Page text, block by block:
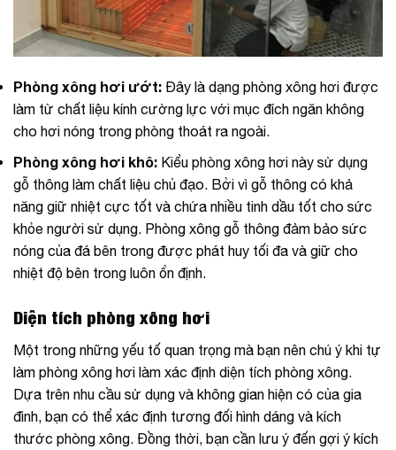
Phòng xông hơi ướt: Đây là dạng phòng xông hơi được
làm từ chất liệu kính cường lực với mục đích ngăn không
cho hơi nóng trong phòng thoát ra ngoài.
Phòng xông hơi khô: Kiểu phòng xông hơi này sử dụng
gỗ thông làm chất liệu chủ đạo. Bởi vì gỗ thông có khả
năng giữ nhiệt cực tốt và chứa nhiều tinh dầu tốt cho sức
khỏe người sử dụng. Phòng xông gỗ thông đảm bảo sức
nóng của đá bên trong được phát huy tối đa và giữ cho
nhiệt độ bên trong luôn ổn định.
Diện tích phòng xông hơi
Một trong những yếu tố quan trọng mà bạn nên chú ý khi tự
làm phòng xông hơi làm xác định diện tích phòng xông.
Dựa trên nhu cầu sử dụng và không gian hiện có của gia
đình, bạn có thể xác định tương đối hình dáng và kích
thước phòng xông. Đồng thời, bạn cần lưu ý đến gợi ý kích